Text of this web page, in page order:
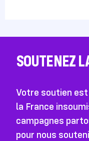
SOUTENEZ
Votre soutien
la France
campagnes
pour nous